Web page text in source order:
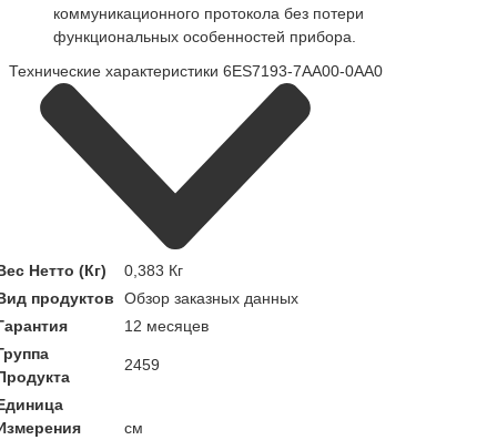
коммуникационного протокола без потери
функциональных особенностей прибора.
Технические характеристики 6ES7193-7AA00-0AA0
Нетто (Кг)
0,383 Кг
продуктов
Обзор заказных данных
12 месяцев
2459
см